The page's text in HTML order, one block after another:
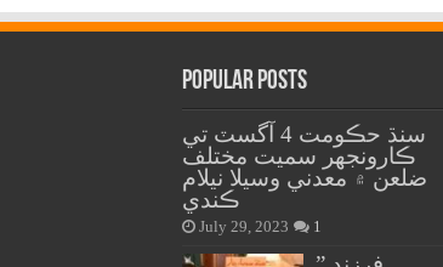
Popular Posts
سنڌ حڪومت 4 آگسٽ تي
ڪارونجهر سميت مختلف
ضلعن ۾ معدني وسيلا نيلام
ڪندي
July 29, 2023 1